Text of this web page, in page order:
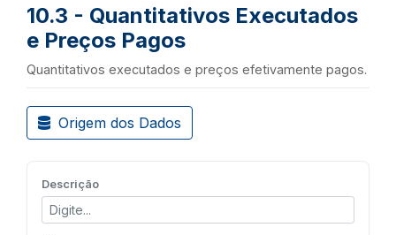
10.3 - Quantitativos Executados
e Preços Pagos
Quantitativos executados e preços efetivamente pagos.
Origem dos Dados
Descrição